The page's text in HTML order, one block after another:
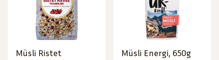
Müsli Ristet
Müsli Energi, 650g